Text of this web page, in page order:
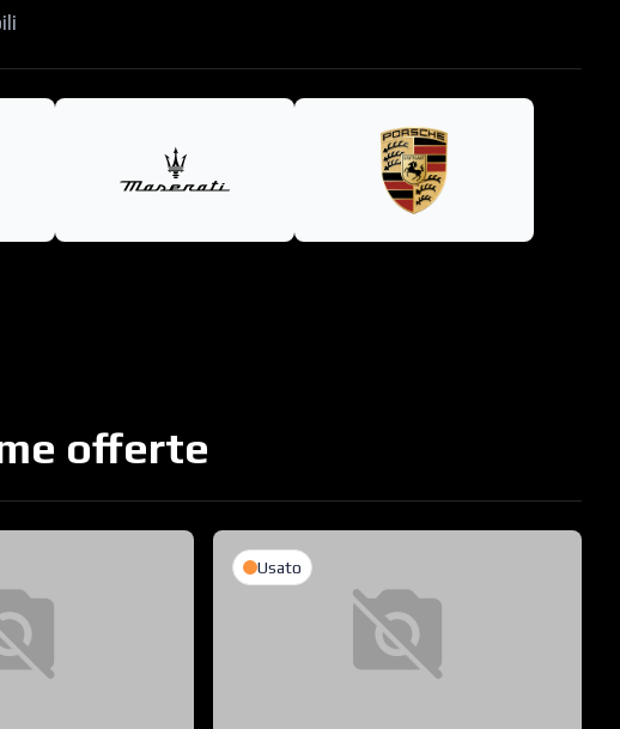
offerte
Usato